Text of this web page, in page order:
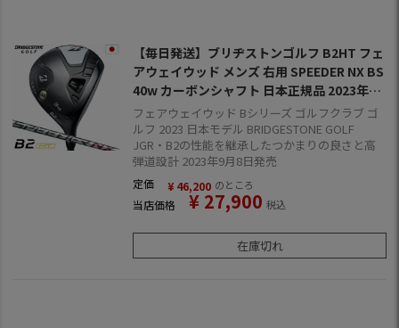
【毎日発送】ブリヂストンゴルフ B2HT フェ
アウェイウッド メンズ 右用 SPEEDER NX BS
40w カーボンシャフト 日本正規品 2023年モ
デル
フェアウェイウッド Bシリーズ ゴルフクラブ ゴ
ルフ 2023 日本モデル BRIDGESTONE GOLF
JGR・B2の性能を継承したつかまりの良さと高
弾道設計 2023年9月8日発売
定価 ¥ 46,200 のところ
当店価格 ¥ 27,900 税込
在庫切れ